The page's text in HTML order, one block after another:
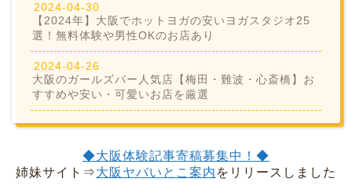
2024-04-30
【2024年】大阪でホットヨガの安いヨガスタジオ25
選！無料体験や男性OKのお店あり
2024-04-26
大阪のガールズバー人気店【梅田・難波・心斎橋】お
すすめや安い・可愛いお店を厳選
◆大阪体験記事寄稿募集中！◆
姉妹サイト⇒大阪ヤバいとこ案内 をリリースしました